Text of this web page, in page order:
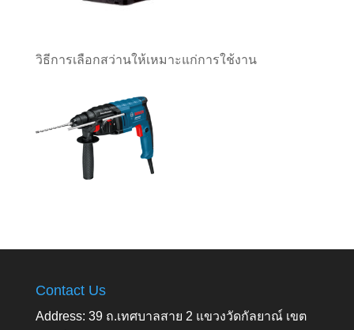
วิธีการเลือกสว่านให้เหมาะแก่การใช้งาน
Contact Us
Address: 39 ถ.เทศบาลสาย 2 แขวงวัดกัลยาณ์ เขต